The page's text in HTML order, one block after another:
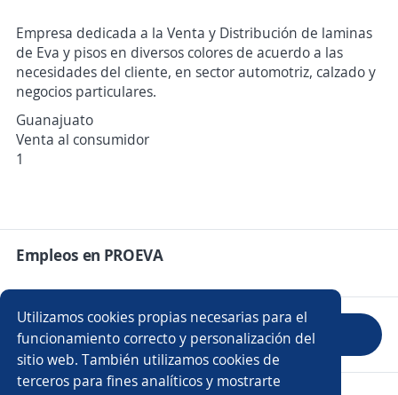
Utilizamos cookies propias necesarias para el
funcionamiento correcto y personalización del
sitio web. También utilizamos cookies de
terceros para fines analíticos y mostrarte
Empresa dedicada a la Venta y Distribución de laminas
de Eva y pisos en diversos colores de acuerdo a las
necesidades del cliente, en sector automotriz, calzado y
negocios particulares.
Guanajuato
Venta al consumidor
1
Empleos en PROEVA
Evaluar empresa